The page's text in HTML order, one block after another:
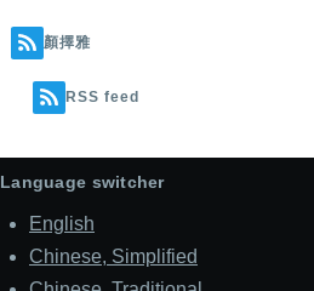
顏擇雅
RSS feed
Language switcher
English
Chinese, Simplified